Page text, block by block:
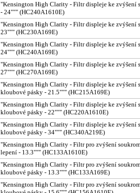
"Kensington High Clarity - Filtr displeje ke zvýšení
- 24""" (HC240A1610E)
"Kensington High Clarity - Filtr displeje ke zvýšení
23""" (HC230A169E)
"Kensington High Clarity - Filtr displeje ke zvýšení
24""" (HC240A169E)
"Kensington High Clarity - Filtr displeje ke zvýšení
27""" (HC270A169E)
"Kensington High Clarity - Filtr displeje ke zvýšení
kloubové pásky - 21.5""" (HC215A169E)
"Kensington High Clarity - Filtr displeje ke zvýšení
kloubové pásky - 22""" (HC220A1610E)
"Kensington High Clarity - Filtr displeje ke zvýšení
kloubové pásky - 34""" (HC340A219E)
"Kensington High Clarity - Filtr pro zvýšení
lepení - 13.3""" (HC133A1610E)
"Kensington High Clarity - Filtr pro zvýšení
kloubové pásky - 13.3""" (HC133A169E)
"Kensington High Clarity - Filtr pro zvýšení